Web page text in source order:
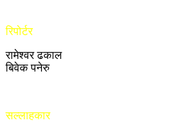
रिपोर्टर
रामेश्वर ढकाल
बिवेक पनेरु
सल्लाहकार